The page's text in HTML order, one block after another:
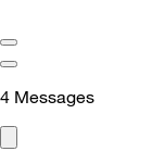
4 Messages